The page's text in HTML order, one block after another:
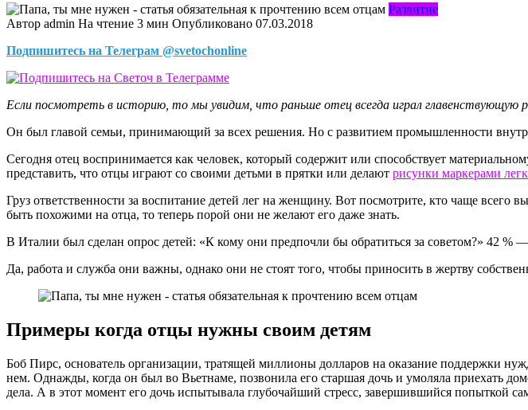
Развитие
Автор admin На чтение 3 мин Опубликовано 07.03.2018
Подпишитесь на Телеграм @svetochonline
Если посмотреть в историю, то мы увидим, что раньше отец всегда играл главенствующую
Он был главой семьи, принимающий за всех решения. Но с развитием промышленности
Сегодня отец воспринимается как человек, который содержит или способствует
представить, что отцы играют со своими детьми в прятки или делают рисунки маркерами
Груз ответственности за воспитание детей лег на женщину. Вот посмотрите, кто чаще
быть похожими на отца, то теперь порой они не желают его даже знать.
В Италии был сделан опрос детей: «К кому они предпочли бы обратиться за советом?» 42 %
Да, работа и служба они важны, однако они не стоят того, чтобы приносить в жертву
Примеры когда отцы нужны своим детям
Боб Пирс, основатель организации, тратящей миллионы долларов на оказание поддержки
нем. Однажды, когда он был во Вьетнаме, позвонила его старшая дочь и умоляла приехать
дела. А в этот момент его дочь испытывала глубочайший стресс, завершившийся попыткой